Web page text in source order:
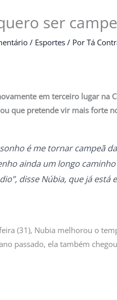
ser
/ Esportes / PorTá
em terceiro lugar na
que pretende vir mais forte
é me tornar campeã
ainda um longo
disse Núbia, que já
(31), Nubia melhorou o
passado, ela também